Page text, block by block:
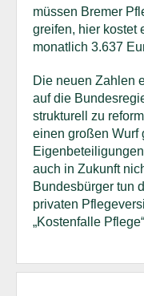
müssen Bremer
greifen, hier kostet
monatlich 3.637
Die neuen Zahlen
auf die
strukturell zu
einen großen Wurf
auch in Zukunft
Bundesbürger tun
privaten
„Kostenfalle